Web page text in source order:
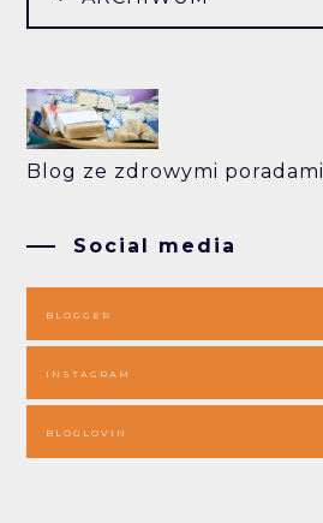
Blog ze zdrowymi poradami
Social media
BLOGGER
INSTAGRAM
BLOGLOVIN